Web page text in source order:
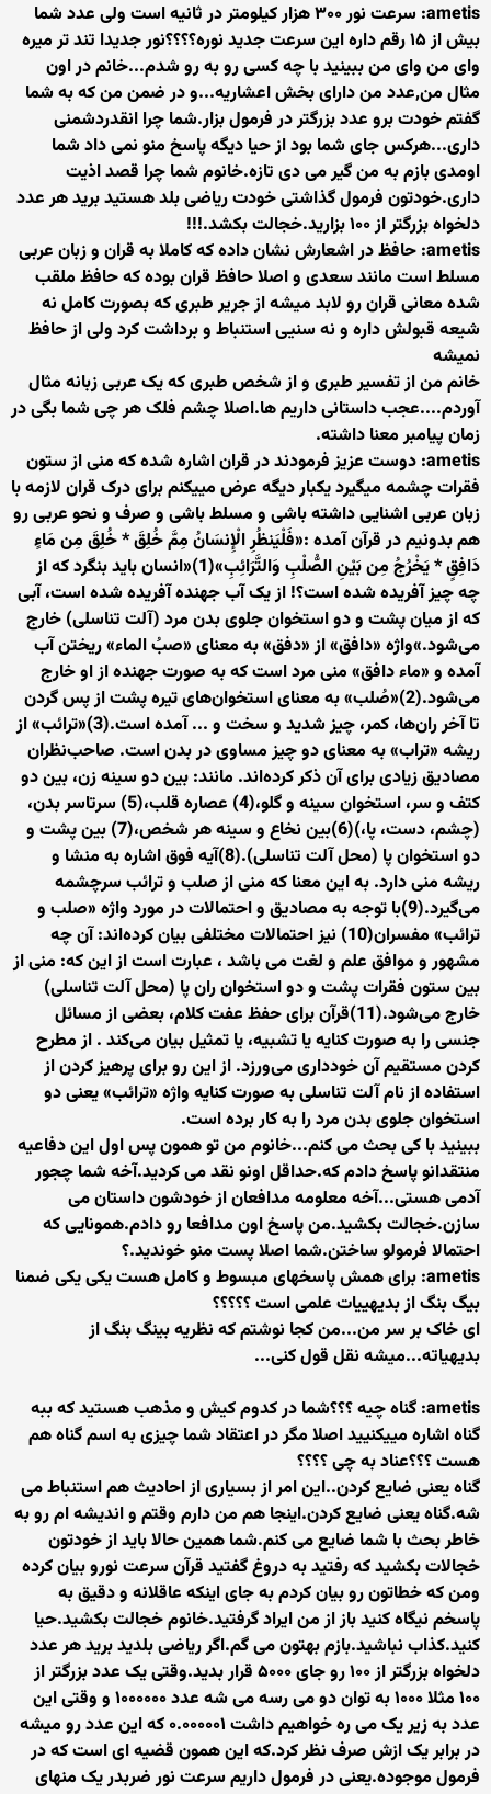
ametis: سرعت نور ۳۰۰ هزار کیلومتر در ثانیه است ولی عدد شما
بیش از ۱۵ رقم داره این سرعت جدید نوره؟؟؟؟نور جدیدا تند تر میره
وای من وای من ببینید با چه کسی رو به رو شدم...خانم در اون
مثال من,عدد من دارای بخش اعشاریه...و در ضمن من که به شما
گفتم خودت برو عدد بزرگتر در فرمول بزار.شما چرا انقدردشمنی
داری...هرکس جای شما بود از حیا دیگه پاسخ منو نمی داد شما
اومدی بازم به من گیر می دی تازه.خانوم شما چرا قصد اذیت
داری.خودتون فرمول گذاشتی خودت ریاضی بلد هستید برید هر عدد
دلخواه بزرگتر از ۱۰۰ بزارید.خجالت بکشد.!!!
ametis: حافظ در اشعارش نشان داده که کاملا به قران و زبان عربی
مسلط است مانند سعدی و اصلا حافظ قران بوده که حافظ ملقب
شده معانی قران رو لابد میشه از جریر طبری که بصورت کامل نه
شیعه قبولش داره و نه سنیی استنباط و برداشت کرد ولی از حافظ
نمیشه
خانم من از تفسیر طبری و از شخص طبری که یک عربی زبانه مثال
آوردم....عجب داستانی داریم ها.اصلا چشم فلک هر چی شما بگی در
زمان پیامبر معنا داشته.
ametis: دوست عزیز فرمودند در قران اشاره شده که منی از ستون
فقرات چشمه میگیرد یکبار دیگه عرض مییکنم برای درک قران لازمه با
زبان عربی اشنایی داشته باشی و مسلط باشی و صرف و نحو عربی رو
هم بدونیم در قرآن آمده :«فَلْیَنظُرِ الْإِنسَانُ مِمَّ خُلِقَ * خُلِقَ مِن مَاءٍ
دَافِقٍ * یَخْرُجُ مِن بَیْنِ الصُّلْبِ وَالتَّرَائِبِ»(1)«انسان باید بنگرد که از
چه چیز آفریده شده است؟! از یک آب جهنده آفریده شده است، آبی
که از میان پشت و دو استخوان جلوی بدن مرد (آلت تناسلی) خارج
می‌شود.»واژه‌ «دافق» از «دفق» به معنای «صبُ الماء» ریختن آب
آمده و «ماء دافق» منی مرد است که به صورت جهنده از او خارج
می‌شود.(2)«صُلب» به معنای استخوان‌های تیره پشت از پس گردن
تا آخر ران‌ها، کمر، چیز شدید و سخت و ... آمده است.(3)«ترائب» از
ریشه‌ «تراب» به معنای دو چیز مساوی در بدن است. صاحب‌نظران
مصادیق زیادی برای آن ذکر کرده‌اند. مانند: بین دو سینه‌ زن، بین دو
کتف و سر، استخوان سینه و گلو،(4) عصاره‌ قلب،(5) سرتاسر بدن،
(چشم، دست، پا،)(6)بین نخاع و سینه‌ هر شخص،(7) بین پشت و
دو استخوان پا (محل آلت تناسلی).(8)آیه‌ فوق اشاره به منشا و
ریشه‌ منی دارد. به این معنا که منی از صلب و ترائب سرچشمه
می‌گیرد.(9)با توجه به مصادیق و احتمالات در مورد واژه‌ «صلب و
ترائب» مفسران(10) نیز احتمالات مختلفی بیان کرده‌اند: آن چه
مشهور و موافق علم و لغت می باشد ، عبارت است از این که: منی از
بین ستون فقرات پشت و دو استخوان ران پا (محل آلت تناسلی)
خارج می‌شود.(11)قرآن برای حفظ عفت کلام، بعضی از مسائل
جنسی را به صورت کنایه یا تشبیه، یا تمثیل بیان می‌کند . از مطرح
کردن مستقیم آن خودداری می‌ورزد. از این رو برای پرهیز کردن از
استفاده از نام آلت تناسلی به صورت کنایه واژه‌ «ترائب» یعنی دو
استخوان جلوی بدن مرد را به کار برده است.
ببینید با کی بحث می کنم...خانوم من تو همون پس اول این دفاعیه
منتقدانو پاسخ دادم که.حداقل اونو نقد می کردید.آخه شما چجور
آدمی هستی...آخه معلومه مدافعان از خودشون داستان می
سازن.خجالت بکشید.من پاسخ اون مدافعا رو دادم.همونایی که
احتمالا فرمولو ساختن.شما اصلا پست منو خوندید.؟
ametis: برای همش پاسخهای مبسوط و کامل هست یکی یکی ضمنا
بیگ بنگ از بدیهییات علمی است ؟؟؟؟؟
ای خاک بر سر من...من کجا نوشتم که نظریه بینگ بنگ از
بدیهیاته...میشه نقل قول کنی...
ametis: گناه چیه ؟؟؟شما در کدوم کیش و مذهب هستید که ببه
گناه اشاره مییکنیید اصلا مگر در اعتقاد شما چیزی به اسم گناه هم
هست ؟؟؟عناد به چی ؟؟؟؟
گناه یعنی ضایع کردن..این امر از بسیاری از احادیث هم استنباط می
شه.گناه یعنی ضایع کردن.اینجا هم من دارم وقتم و اندیشه ام رو به
خاطر بحث با شما ضایع می کنم.شما همین حالا باید از خودتون
خجالات بکشید که رفتید به دروغ گفتید قرآن سرعت نورو بیان کرده
ومن که خطاتون رو بیان کردم به جای اینکه عاقلانه و دقیق به
پاسخم نیگاه کنید باز از من ایراد گرفتید.خانوم خجالت بکشید.حیا
کنید.کذاب نباشید.بازم بهتون می گم.اگر ریاضی بلدید برید هر عدد
دلخواه بزرگتر از ۱۰۰ رو جای ۵۰۰۰ قرار بدید.وقتی یک عدد بزرگتر از
۱۰۰ مثلا ۱۰۰۰ به توان دو می رسه می شه عدد ۱۰۰۰۰۰۰ و وقتی این
عدد به زیر یک می ره خواهیم داشت ۰.۰۰۰۰۰۱ که این عدد رو میشه
در برابر یک ازش صرف نظر کرد.که این همون قضیه ای است که در
فرمول موجوده.یعنی در فرمول داریم سرعت نور ضربدر یک منهای